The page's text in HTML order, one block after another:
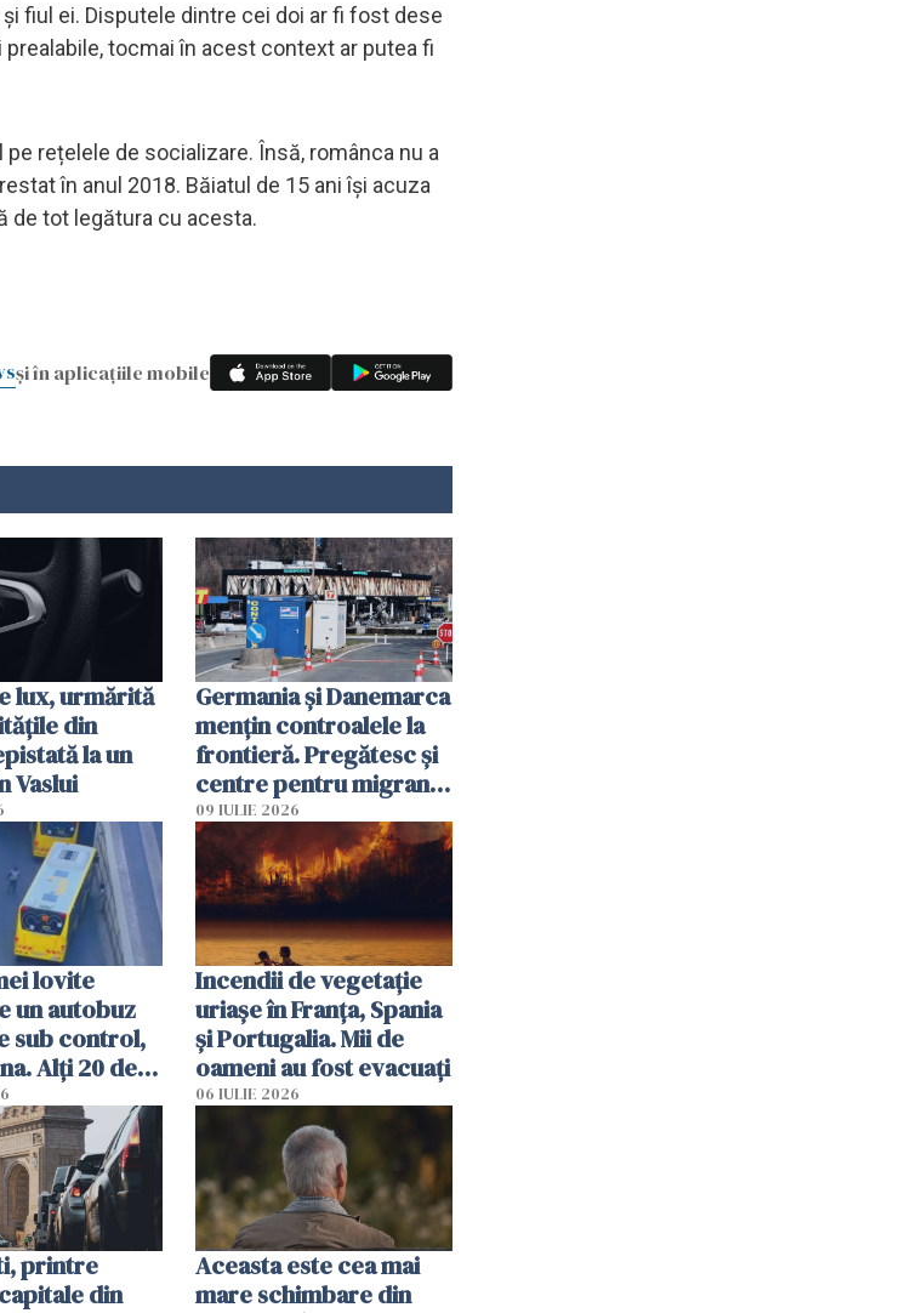
fiul ei. Disputele dintre cei doi ar fi fost dese
tocmai în acest context ar putea fi
pe rețelele de socializare. Însă, românca nu a
în anul 2018. Băiatul de 15 ani își acuza
de tot legătura cu acesta.
și în aplicațiile mobile
lux, urmărită
din
la un
Vaslui
Germania și Danemarca
mențin controalele la
frontieră. Pregătesc și
centre pentru migranții
respinși din UE
09 IULIE 2026
lovite
un autobuz
sub control,
Alți 20 de
răniți
Incendii de vegetație
uriașe în Franța, Spania
și Portugalia. Mii de
oameni au fost evacuați
06 IULIE 2026
printre
din
Aceasta este cea mai
mare schimbare din